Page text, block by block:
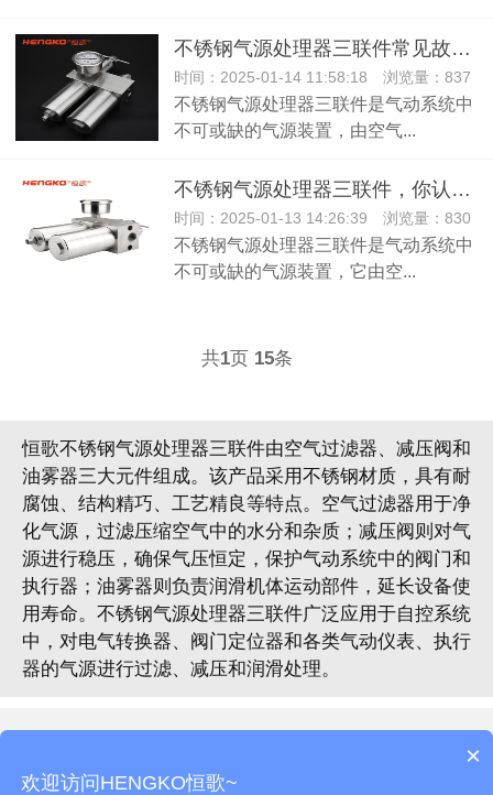
不锈钢气源处理器三联件常见故障及解决方法！
时间：2025-01-14 11:58:18 浏览量：837
不锈钢气源处理器三联件是气动系统中
不可或缺的气源装置，由空气...
不锈钢气源处理器三联件，你认识嘛？
时间：2025-01-13 14:26:39 浏览量：830
不锈钢气源处理器三联件是气动系统中
不可或缺的气源装置，它由空...
共1页 15条
恒歌不锈钢气源处理器三联件由空气过滤器、减压阀和
油雾器三大元件组成。该产品采用不锈钢材质，具有耐
腐蚀、结构精巧、工艺精良等特点。空气过滤器用于净
化气源，过滤压缩空气中的水分和杂质；减压阀则对气
源进行稳压，确保气压恒定，保护气动系统中的阀门和
执行器；油雾器则负责润滑机体运动部件，延长设备使
用寿命。不锈钢气源处理器三联件广泛应用于自控系统
中，对电气转换器、阀门定位器和各类气动仪表、执行
器的气源进行过滤、减压和润滑处理。
备案号：
×
欢迎访问HENGKO恒歌~